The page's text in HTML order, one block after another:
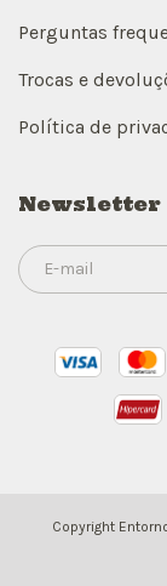
Perguntas
Trocas e
Política de
Newsletter
Copyright